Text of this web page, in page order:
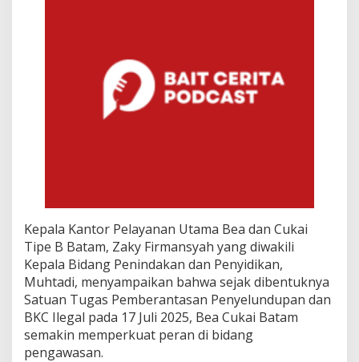
Kepala Kantor Pelayanan Utama Bea dan Cukai
Tipe B Batam, Zaky Firmansyah yang diwakili
Kepala Bidang Penindakan dan Penyidikan,
Muhtadi, menyampaikan bahwa sejak dibentuknya
Satuan Tugas Pemberantasan Penyelundupan dan
BKC Ilegal pada 17 Juli 2025, Bea Cukai Batam
semakin memperkuat peran di bidang
pengawasan.